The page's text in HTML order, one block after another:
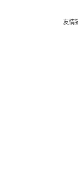
友情